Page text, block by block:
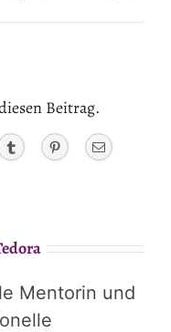
Beitrag.
Tumblr PinterestEmail
Mentorin und